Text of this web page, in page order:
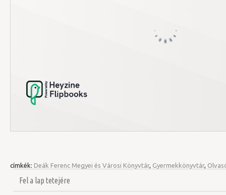
címkék: Deák Ferenc Megyei és Városi Könyvtár, Gyermekkönyvtár,
Fel a lap tetejére